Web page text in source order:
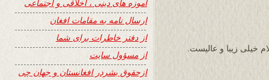
زیبا و عالیست.
آموزه های دینی ، اخلاقی و اجتماعی
ارسال نامه به مقامات افغان
از دفتر خاطرات برای شما
از مسؤول سایت
ازحقوق بشردر افغانستان و جهان چی